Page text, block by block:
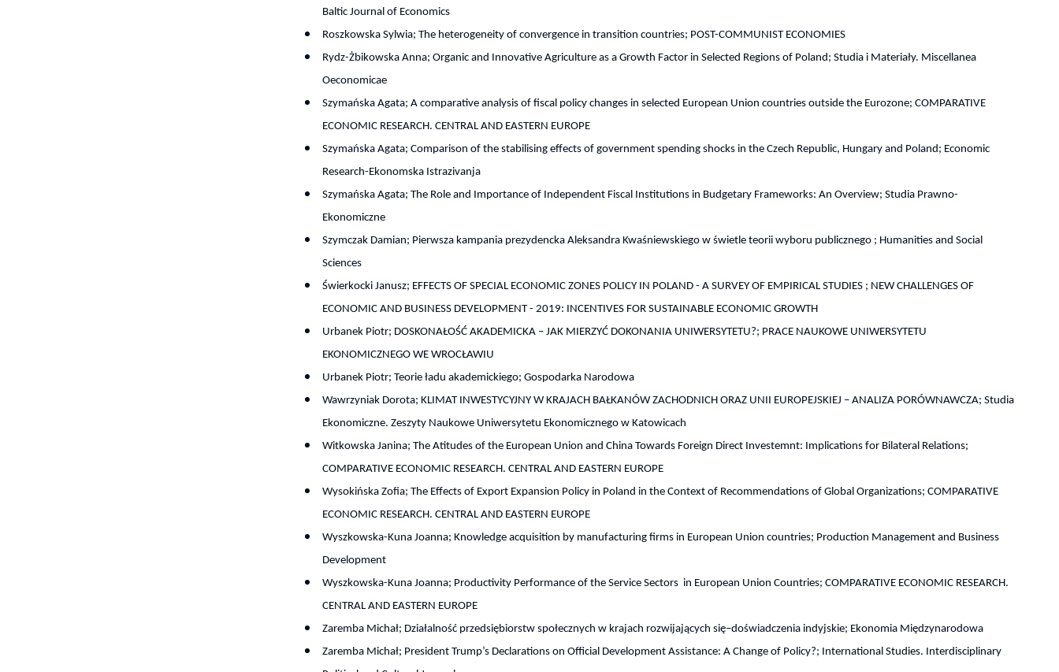
Baltic Journal of Economics
Roszkowska Sylwia; The heterogeneity of convergence in transition countries; POST-COMMUNIST ECONOMIES
Rydz-Żbikowska Anna; Organic and Innovative Agriculture as a Growth Factor in Selected Regions of Poland; Studia i Materiały. Miscellanea
Oeconomicae
Szymańska Agata; A comparative analysis of fiscal policy changes in selected European Union countries outside the Eurozone; COMPARATIVE
ECONOMIC RESEARCH. CENTRAL AND EASTERN EUROPE
Szymańska Agata; Comparison of the stabilising effects of government spending shocks in the Czech Republic, Hungary and Poland; Economic
Research-Ekonomska Istrazivanja
Szymańska Agata; The Role and Importance of Independent Fiscal Institutions in Budgetary Frameworks: An Overview; Studia Prawno-
Ekonomiczne
Szymczak Damian; Pierwsza kampania prezydencka Aleksandra Kwaśniewskiego w świetle teorii wyboru publicznego ; Humanities and Social
Sciences
Świerkocki Janusz; EFFECTS OF SPECIAL ECONOMIC ZONES POLICY IN POLAND - A SURVEY OF EMPIRICAL STUDIES ; NEW CHALLENGES OF
ECONOMIC AND BUSINESS DEVELOPMENT - 2019: INCENTIVES FOR SUSTAINABLE ECONOMIC GROWTH
Urbanek Piotr; DOSKONAŁOŚĆ AKADEMICKA – JAK MIERZYĆ DOKONANIA UNIWERSYTETU?; PRACE NAUKOWE UNIWERSYTETU
EKONOMICZNEGO WE WROCŁAWIU
Urbanek Piotr; Teorie ładu akademickiego; Gospodarka Narodowa
Wawrzyniak Dorota; KLIMAT INWESTYCYJNY W KRAJACH BAŁKANÓW ZACHODNICH ORAZ UNII EUROPEJSKIEJ – ANALIZA PORÓWNAWCZA; Studia
Ekonomiczne. Zeszyty Naukowe Uniwersytetu Ekonomicznego w Katowicach
Witkowska Janina; The Atitudes of the European Union and China Towards Foreign Direct Investemnt: Implications for Bilateral Relations;
COMPARATIVE ECONOMIC RESEARCH. CENTRAL AND EASTERN EUROPE
Wysokińska Zofia; The Effects of Export Expansion Policy in Poland in the Context of Recommendations of Global Organizations; COMPARATIVE
ECONOMIC RESEARCH. CENTRAL AND EASTERN EUROPE
Wyszkowska-Kuna Joanna; Knowledge acquisition by manufacturing firms in European Union countries; Production Management and Business
Development
Wyszkowska-Kuna Joanna; Productivity Performance of the Service Sectors in European Union Countries; COMPARATIVE ECONOMIC RESEARCH.
CENTRAL AND EASTERN EUROPE
Zaremba Michał; Działalność przedsiębiorstw społecznych w krajach rozwijających się–doświadczenia indyjskie; Ekonomia Międzynarodowa
Zaremba Michał; President Trump’s Declarations on Official Development Assistance: A Change of Policy?; International Studies. Interdisciplinary